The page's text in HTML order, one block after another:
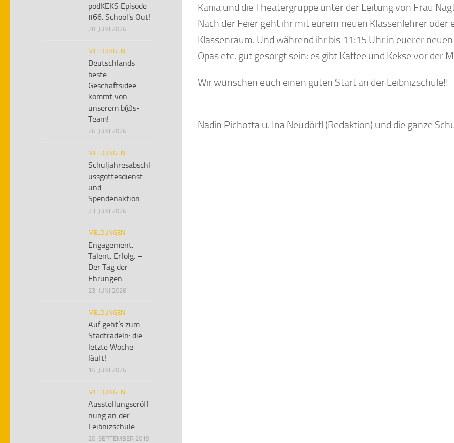
Kania und die Theatergruppe unter der Leitung von Frau
Nach der Feier geht ihr mit eurem neuen Klassenlehrer
Klassenraum. Und während ihr bis 11:15 Uhr in euerer
Opas etc. gut gesorgt sein: es gibt Kaffee und Kekse vor der
Wir wünschen euch einen guten Start an der Leibnizschule!!
Nadin Pichotta u. Ina Neudörfl (Redaktion) und die ganze
podKEKS Episode
#66: School’s Out!
28. JUNI 2026
MELDUNGEN
Deutschlands
beste
Geschäftsidee
kommt von
unserem b@s-
Team!
26. JUNI 2026
MELDUNGEN
Schuljahresabschl
ussgottesdienst
und
Spendenaktion
23. JUNI 2026
MELDUNGEN
Engagement.
Talent. Erfolg. –
Der Tag der
Ehrungen
23. JUNI 2026
MELDUNGEN
Auf geht’s zum
Stadtradeln: die
letzte Woche
läuft!
14. JUNI 2026
MELDUNGEN
Ausstellungseröff
nung an der
Leibnizschule
20. SEPTEMBER 2019